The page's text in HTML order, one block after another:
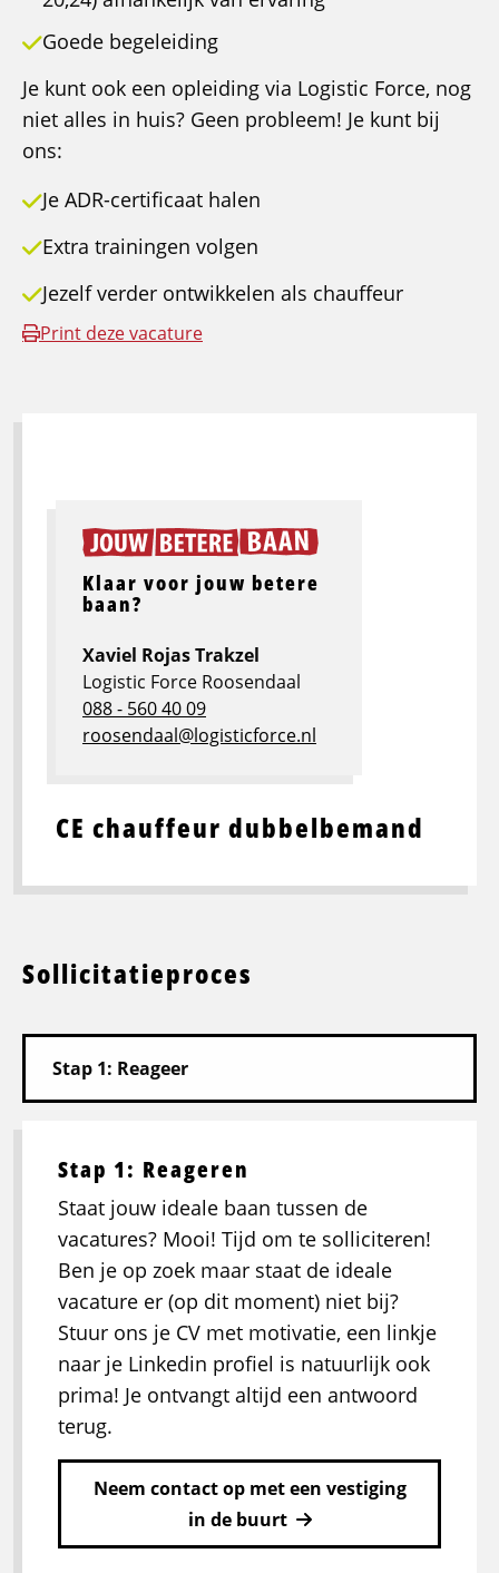
Goede begeleiding
Je kunt ook een opleiding via Logistic Force, nog
niet alles in huis? Geen probleem! Je kunt bij
ons:
Je ADR-certificaat halen
Extra trainingen volgen
Jezelf verder ontwikkelen als chauffeur
Print deze vacature
CE chauffeur dubbelbemand
Klaar voor jouw betere
baan?
Xaviel Rojas Trakzel
Logistic Force Roosendaal
088 - 560 40 09
roosendaal@logisticforce.nl
Sollicitatieproces
Stap 1: Reageren
Staat jouw ideale baan tussen de
vacatures? Mooi! Tijd om te solliciteren!
Ben je op zoek maar staat de ideale
vacature er (op dit moment) niet bij?
Stuur ons je CV met motivatie, een linkje
naar je Linkedin profiel is natuurlijk ook
prima! Je ontvangt altijd een antwoord
terug.
Neem contact op met een vestiging
in de buurt